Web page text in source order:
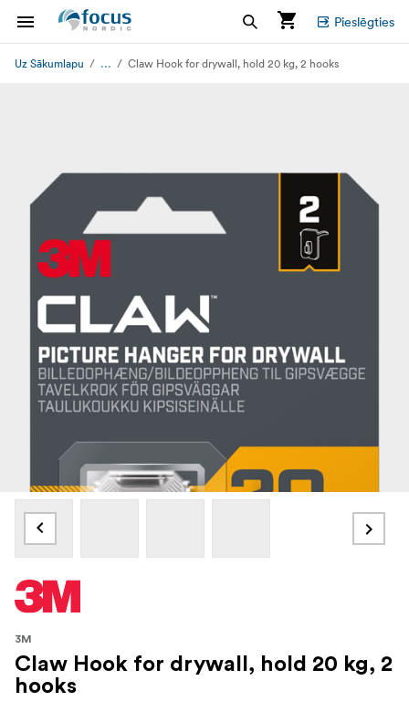
Pieslēgties
Uz Sākumlapu ... Claw Hook for drywall, hold 20 kg, 2 hooks
3M
Claw Hook for drywall, hold 20 kg, 2
hooks